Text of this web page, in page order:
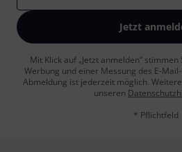
Jetzt
Mit Klick auf „Jetzt anmelden“
Werbung und einer Messung des E-
Abmeldung ist jederzeit möglich.
unseren
* Pflichtfeld